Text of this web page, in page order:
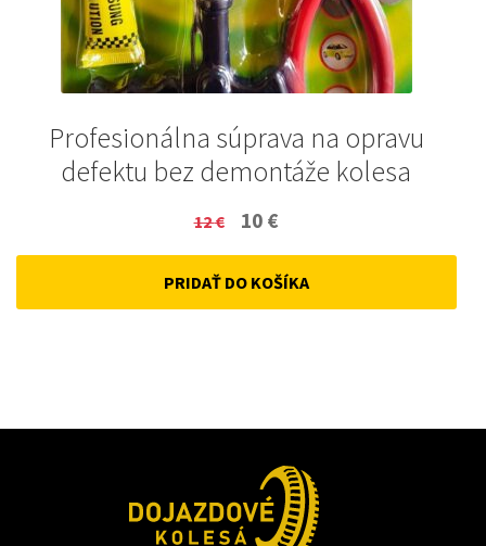
Profesionálna súprava na opravu
defektu bez demontáže kolesa
12€
Original
price
was:
10 €
price
is:
PRIDAŤ DO KOŠÍKA